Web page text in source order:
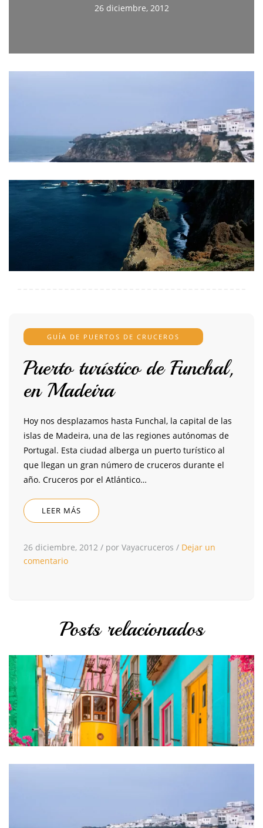
26 diciembre, 2012
GUÍA DE PUERTOS DE CRUCEROS
Puerto turístico de Funchal,
en Madeira
Hoy nos desplazamos hasta Funchal, la capital de las
islas de Madeira, una de las regiones autónomas de
Portugal. Esta ciudad alberga un puerto turístico al
que llegan un gran número de cruceros durante el
año. Cruceros por el Atlántico…
LEER MÁS
26 diciembre, 2012 / por Vayacruceros / Dejar un
comentario
Posts relacionados